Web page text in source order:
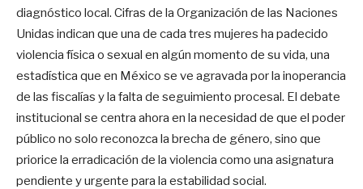
diagnóstico local. Cifras de la Organización de las Naciones
Unidas indican que una de cada tres mujeres ha padecido
violencia física o sexual en algún momento de su vida, una
estadística que en México se ve agravada por la inoperancia
de las fiscalías y la falta de seguimiento procesal. El debate
institucional se centra ahora en la necesidad de que el poder
público no solo reconozca la brecha de género, sino que
priorice la erradicación de la violencia como una asignatura
pendiente y urgente para la estabilidad social.